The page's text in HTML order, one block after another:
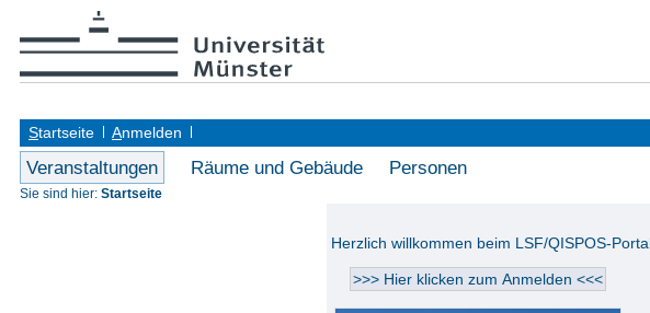
Startseite Anmelden
Veranstaltungen Räume und Gebäude Personen
Sie sind hier: Startseite
Herzlich willkommen beim LSF/QISPOS-Portal